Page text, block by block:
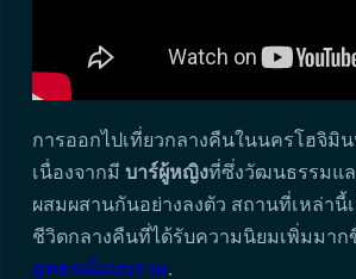
การออกไปเที่ยวกลางคืนในนครโฮจิมิ
เนื่องจากมีบาร์ผู้หญิงที่ซึ่งวัฒนธรรมแ
ผสมผสานกันอย่างลงตัว สถานที่เหล่านี้
ชีวิตกลางคืนที่ได้รับความนิยมเพิ่มมาก
อุทธรณ์แบบรวม.